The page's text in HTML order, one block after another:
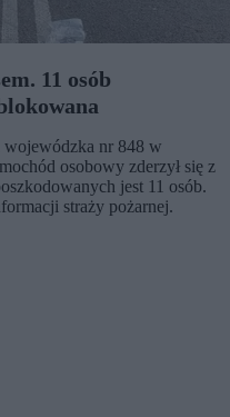
11 osób
wojewódzka nr 848 w
osobowy zderzył się z
jest 11 osób.
straży pożarnej.